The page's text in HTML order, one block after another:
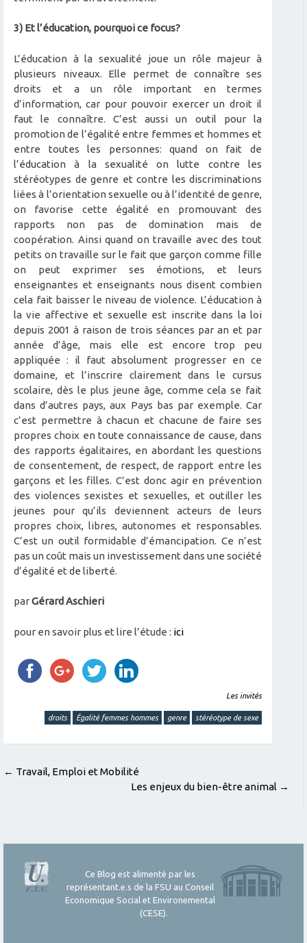
3) Et l’éducation, pourquoi ce focus?
L’éducation à la sexualité joue un rôle majeur à
plusieurs niveaux. Elle permet de connaître ses
droits et a un rôle important en termes
d’information, car pour pouvoir exercer un droit il
faut le connaître. C’est aussi un outil pour la
promotion de l’égalité entre femmes et hommes et
entre toutes les personnes: quand on fait de
l’éducation à la sexualité on lutte contre les
stéréotypes de genre et contre les discriminations
liées à l’orientation sexuelle ou à l’identité de genre,
on favorise cette égalité en promouvant des
rapports non pas de domination mais de
coopération. Ainsi quand on travaille avec des tout
petits on travaille sur le fait que garçon comme fille
on peut exprimer ses émotions, et leurs
enseignantes et enseignants nous disent combien
cela fait baisser le niveau de violence. L’éducation à
la vie affective et sexuelle est inscrite dans la loi
depuis 2001 à raison de trois séances par an et par
année d’âge, mais elle est encore trop peu
appliquée : il faut absolument progresser en ce
domaine, et l’inscrire clairement dans le cursus
scolaire, dès le plus jeune âge, comme cela se fait
dans d’autres pays, aux Pays bas par exemple. Car
c’est permettre à chacun et chacune de faire ses
propres choix en toute connaissance de cause, dans
des rapports égalitaires, en abordant les questions
de consentement, de respect, de rapport entre les
garçons et les filles. C’est donc agir en prévention
des violences sexistes et sexuelles, et outiller les
jeunes pour qu’ils deviennent acteurs de leurs
propres choix, libres, autonomes et responsables.
C’est un outil formidable d’émancipation. Ce n’est
pas un coût mais un investissement dans une société
d’égalité et de liberté.
parGérard Aschieri
pour en savoir plus et lire l’étude : ici
Les invités
droits Égalité femmes hommes genre stéréotype de sexe
POST
← Travail, Emploi et Mobilité
Les enjeux du bien-être animal →
Ce Blog est alimenté par les
représentant.e.s de la FSU au Conseil
Economique Social et Environemental
(CESE).